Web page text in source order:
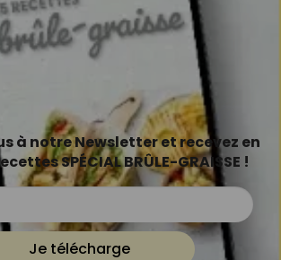
à notre Newsletter et recevez en
SPÉCIAL BRÛLE-GRAISSE !
Je télécharge